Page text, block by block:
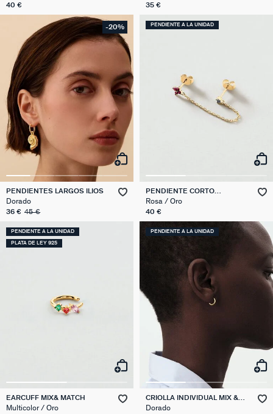
40 € 35 €
-20%
PENDIENTES LARGOS ILIOS
Dorado
36 € 45 €
PENDIENTE A LA UNIDAD
PENDIENTE CORTO
INDIVIDUAL BELOVED MIX &
MATCH
Rosa / Oro
40 €
PENDIENTE A LA UNIDAD
PLATA DE LEY 925
EARCUFF MIX& MATCH
Multicolor / Oro
PENDIENTE A LA UNIDAD
CRIOLLA INDIVIDUAL MIX &
MATCH
Dorado